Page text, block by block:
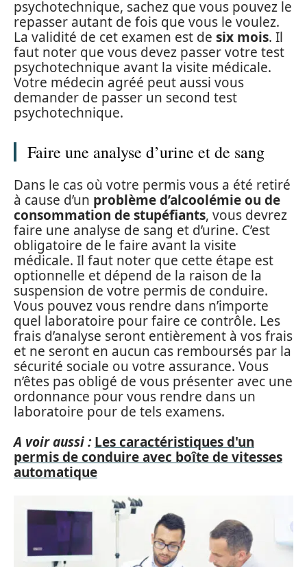
psychotechnique, sachez que vous pouvez le
repasser autant de fois que vous le voulez.
La validité de cet examen est de six mois. Il
faut noter que vous devez passer votre test
psychotechnique avant la visite médicale.
Votre médecin agréé peut aussi vous
demander de passer un second test
psychotechnique.
Faire une analyse d’urine et de sang
Dans le cas où votre permis vous a été retiré
à cause d’un problème d’alcoolémie ou de
consommation de stupéfiants, vous devrez
faire une analyse de sang et d’urine. C’est
obligatoire de le faire avant la visite
médicale. Il faut noter que cette étape est
optionnelle et dépend de la raison de la
suspension de votre permis de conduire.
Vous pouvez vous rendre dans n’importe
quel laboratoire pour faire ce contrôle. Les
frais d’analyse seront entièrement à vos frais
et ne seront en aucun cas remboursés par la
sécurité sociale ou votre assurance. Vous
n’êtes pas obligé de vous présenter avec une
ordonnance pour vous rendre dans un
laboratoire pour de tels examens.
A voir aussi : Les caractéristiques d'un
permis de conduire avec boîte de vitesses
automatique